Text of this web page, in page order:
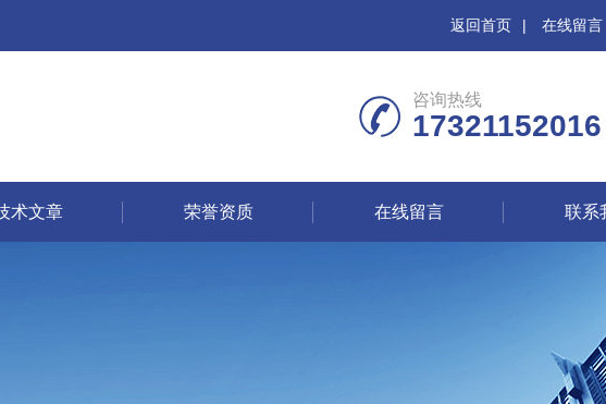
返回首页 | 在线留言
咨询热线
17321152016
术文章 荣誉资质 在线留言 联系